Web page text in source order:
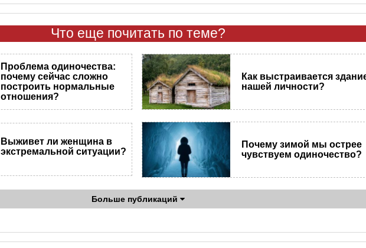
Что еще почитать по теме?
Проблема одиночества:
почему сейчас сложно
построить нормальные
отношения?
Как выстраивается
нашей личности?
Выживет ли женщина в
экстремальной ситуации?
Почему зимой мы острее
чувствуем одиночество?
Больше публикаций